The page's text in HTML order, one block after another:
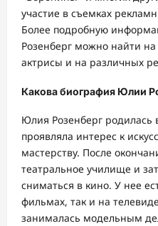
участие в съемках
Более подробную
Розенберг можно найти
актрисы и на различных
Какова биография Юлии
Юлия Розенберг родилась
проявляла интерес к
мастерству. После
театральное училище и
сниматься в кино. У нее
фильмах, так и на
занималась модельным